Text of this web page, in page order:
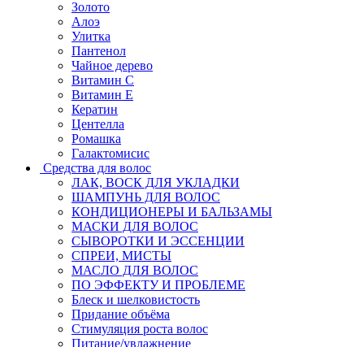
Золото
Алоэ
Улитка
Пантенол
Чайное дерево
Витамин C
Витамин Е
Кератин
Центелла
Ромашка
Галактомисис
Средства для волос
ЛАК, ВОСК ДЛЯ УКЛАДКИ
ШАМПУНЬ ДЛЯ ВОЛОС
КОНДИЦИОНЕРЫ И БАЛЬЗАМЫ
МАСКИ ДЛЯ ВОЛОС
СЫВОРОТКИ И ЭССЕНЦИИ
СПРЕИ, МИСТЫ
МАСЛО ДЛЯ ВОЛОС
ПО ЭФФЕКТУ И ПРОБЛЕМЕ
Блеск и шелковистость
Придание объёма
Стимуляция роста волос
Питание/увлажнение